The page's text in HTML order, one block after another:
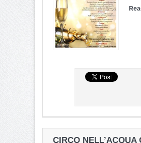
CIRCO NELL’ACQUA